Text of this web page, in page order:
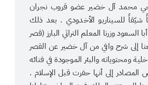
محمد آل خضير عضو قروب نجران
شيّقاً للسيناريو الأخدودي . بعد ذلك
السعود وزرنا المعلم التراثي البارز (قصر
إلى شرح وافي من آل خضير عن القصر
ومحتوياته والبئر الموجودة في فنائه
المصادر إلى أنها حفرت قبل الإسلام .